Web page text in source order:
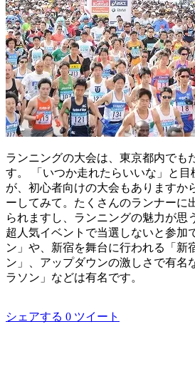
ランニングの大会は、東京都内でも
す。 「いつか走れたらいいな」と目
が、初心者向けの大会もありますか
ーしてみて。たくさんのランナーに
られますし、ランニングの魅力が思
超人気イベントで当選しないと参加
ン」や、新宿を舞台に行われる「新
ン」、アップダウンの激しさで有名
ラソン」などは有名です。
シェアする 0 ツイート